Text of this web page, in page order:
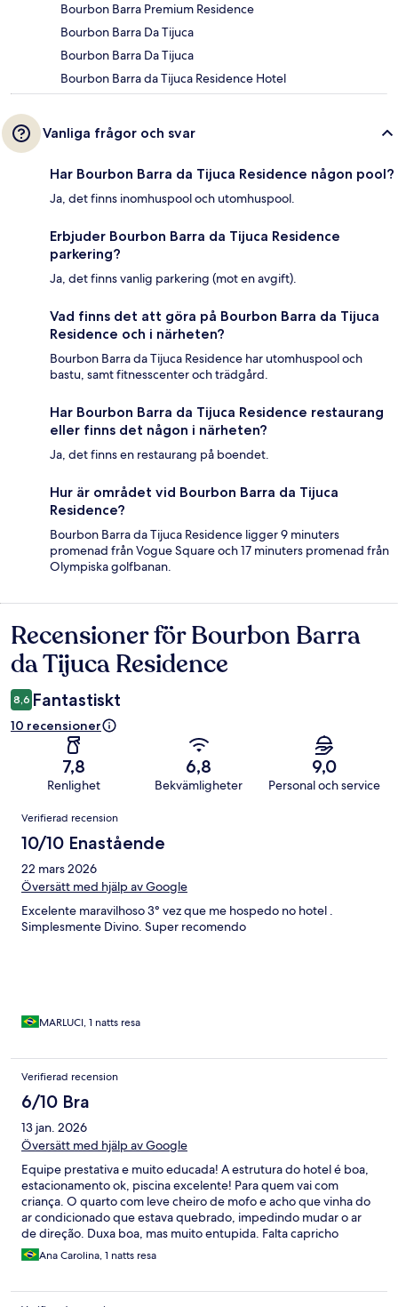
Bourbon Barra Premium Residence
Bourbon Barra Da Tijuca
Bourbon Barra Da Tijuca
Bourbon Barra da Tijuca Residence Hotel
Vanliga frågor och svar
Har Bourbon Barra da Tijuca Residence någon pool?
Ja, det finns inomhuspool och utomhuspool.
Erbjuder Bourbon Barra da Tijuca Residence
parkering?
Ja, det finns vanlig parkering (mot en avgift).
Vad finns det att göra på Bourbon Barra da Tijuca
Residence och i närheten?
Bourbon Barra da Tijuca Residence har utomhuspool och
bastu, samt fitnesscenter och trädgård.
Har Bourbon Barra da Tijuca Residence restaurang
eller finns det någon i närheten?
Ja, det finns en restaurang på boendet.
Hur är området vid Bourbon Barra da Tijuca
Residence?
Bourbon Barra da Tijuca Residence ligger 9 minuters
promenad från Vogue Square och 17 minuters promenad från
Olympiska golfbanan.
Recensioner
Recensioner för Bourbon Barra
da Tijuca Residence
8,6 Fantastiskt
10 recensioner
7,8
Renlighet
6,8
Bekvämligheter
9,0
Personal och service
Recensioner
Verifierad recension
10/10 Enastående
22 mars 2026
Översätt med hjälp av Google
Excelente maravilhoso 3° vez que me hospedo no hotel .
Simplesmente Divino. Super recomendo
MARLUCI, 1 natts resa
Verifierad recension
6/10 Bra
13 jan. 2026
Översätt med hjälp av Google
Equipe prestativa e muito educada! A estrutura do hotel é boa,
estacionamento ok, piscina excelente! Para quem vai com
criança. O quarto com leve cheiro de mofo e acho que vinha do
ar condicionado que estava quebrado, impedindo mudar o ar
de direção. Duxa boa, mas muito entupida. Falta capricho
nondetalhe para melhorar o conforto.
Ana Carolina, 1 natts resa